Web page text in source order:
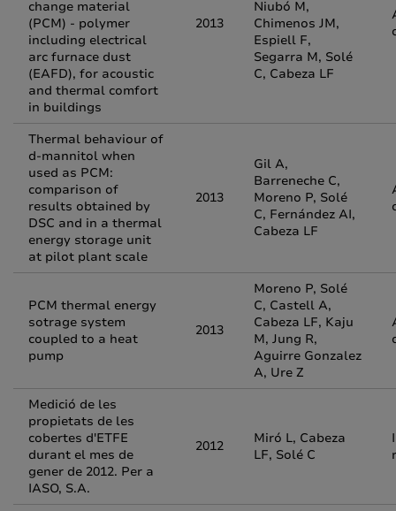
change material
(PCM) - polymer
including electrical
arc furnace dust
(EAFD), for acoustic
and thermal comfort
in buildings
2013
Niubó M,
Chimenos JM,
Espiell F,
Segarra M, Solé
C, Cabeza LF
Thermal behaviour of
d-mannitol when
used as PCM:
comparison of
results obtained by
DSC and in a thermal
energy storage unit
at pilot plant scale
2013
Gil A,
Barreneche C,
Moreno P, Solé
C, Fernández AI,
Cabeza LF
PCM thermal energy
sotrage system
coupled to a heat
pump
2013
Moreno P, Solé
C, Castell A,
Cabeza LF, Kaju
M, Jung R,
Aguirre Gonzalez
A, Ure Z
Medició de les
propietats de les
cobertes d'ETFE
durant el mes de
gener de 2012. Per a
IASO, S.A.
2012
Miró L, Cabeza
LF, Solé C